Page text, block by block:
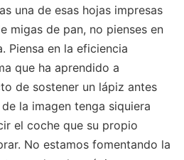
una de esas hojas impresas
migas de pan, no pienses en
Piensa en la eficiencia
que ha aprendido a
de sostener un lápiz antes
la imagen tenga siquiera
el coche que su propio
No estamos fomentando la